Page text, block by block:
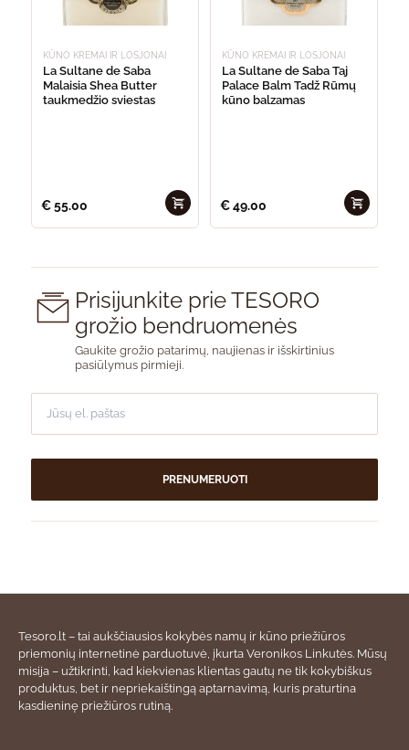
KŪNO KREMAI IR LOSJONAI
La Sultane de Saba
Malaisia Shea Butter
taukmedžio sviestas
€55.00
KŪNO KREMAI IR LOSJONAI
La Sultane de Saba Taj
Palace Balm Tadž Rūmų
kūno balzamas
€49.00
Prisijunkite prie TESORO
grožio bendruomenės
Gaukite grožio patarimų, naujienas ir išskirtinius
pasiūlymus pirmieji.
PRENUMERUOTI
Tesoro.lt – tai aukščiausios kokybės namų ir kūno priežiūros
priemonių internetinė parduotuvė, įkurta Veronikos Linkutės. Mūsų
misija – užtikrinti, kad kiekvienas klientas gautų ne tik kokybiškus
produktus, bet ir nepriekaištingą aptarnavimą, kuris praturtina
kasdieninę priežiūros rutiną.